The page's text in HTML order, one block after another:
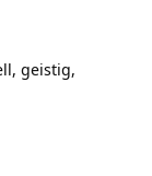
geistig,